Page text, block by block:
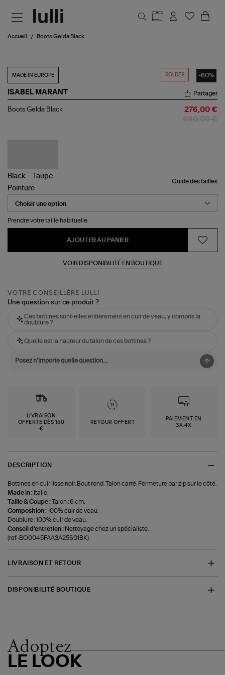
Accueil Boots Gelda Black
SOLDES -60%
MADE IN EUROPE
ISABEL MARANT
Boots
Partager
Boots Gelda Black 276,00 €
Guide des tailles
Pointure
Prendre votre taille habituelle.
AJOUTER AU PANIER
VOIR DISPONIBILITÉ EN BOUTIQUE
VOTRE CONSEILLÈRE LULLI
Une question sur ce produit ?
Ces bottines sont-elles entièrement en cuir de veau, y compris la
doublure ?
Quelle est la hauteur du talon de ces bottines ?
LIVRAISON
OFFERTE DÈS 150
€
RETOUR OFFERT
PAIEMENT EN
3X,4X
DESCRIPTION
Bottines en cuir lisse noir. Bout rond. Talon carré. Fermeture par zip sur le côté.
Made in : Italie.
Taille & Coupe :
Talon : 6 cm.
Composition :100% cuir de veau.
Doublure : 100% cuir de veau.
Conseil d'entretien : Nettoyage chez un spécialiste.
(ref-BO0045FAA3A25S01BK)
LIVRAISON ET RETOUR
DISPONIBILITÉ BOUTIQUE
Adoptez
LE LOOK